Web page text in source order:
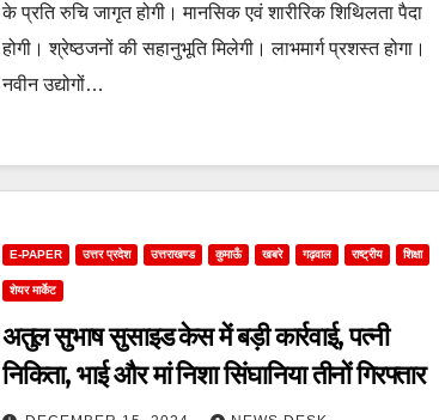
के प्रति रुचि जागृत होगी। मानसिक एवं शारीरिक शिथिलता पैदा
होगी। श्रेष्ठजनों की सहानुभूति मिलेगी। लाभमार्ग प्रशस्त होगा।
नवीन उद्योगों…
E-PAPER उत्तर प्रदेश उत्तराखण्ड कुमाऊँ खबरे गढ़वाल राष्ट्रीय शिक्षा
शेयर मार्केट
अतुल सुभाष सुसाइड केस में बड़ी कार्रवाई, पत्नी
निकिता, भाई और मां निशा सिंघानिया तीनों गिरफ्तार